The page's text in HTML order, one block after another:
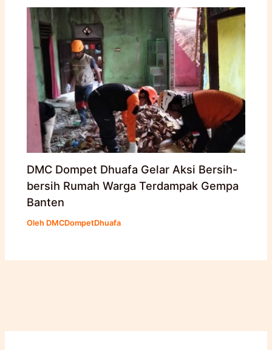
DMC Dompet Dhuafa Gelar Aksi Bersih-
bersih Rumah Warga Terdampak Gempa
Banten
Oleh DMCDompetDhuafa